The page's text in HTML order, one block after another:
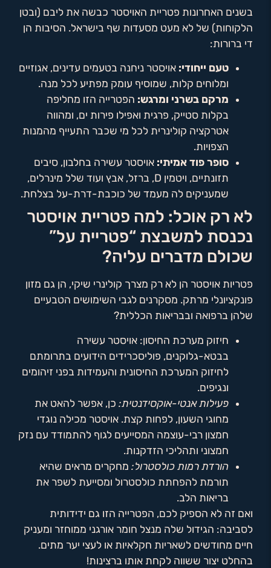
בשנים האחרונות פטריית האויסטר כבשה את ליבם (ובטן
הלקוחות) של לא מעט מסעדות שף בישראל. הסיבות הן
די ברורות:
טעם ייחודי: אויסטר ניחנה בטעמים עדינים, אגוזיים
ומלוחים קלות, שמוסיף עומק מפתיע לכל מנה.
מרקם בשרני ומרגש: הפטרייה הזו מחליפה
בקלות סטייק, פרגית ואפילו פירות ים, ומהווה
אטרקציה קולינרית לכל מי שכבר התעייף מהמנות
הצפויות.
סופר פוד אמיתי: אויסטר עשירה בחלבון, סיבים
תזונתיים, ויטמין D, ברזל, אבץ ועוד שלל מינרלים,
שמעניקים לה מעמד של כוכבת-דרת-על בצלחת.
לא רק אוכל: למה פטריית אויסטר
נכנסת למשבצת “פטריית על”
שכולם מדברים עליה?
פטריות אויסטר הן לא רק מצרך קולינרי שיקי, הן גם מזון
פונקציונלי מרתק. מסקרנים לגבי השימושים הטבעיים
שלהן ברפואה ובבריאות הכללית?
חיזוק מערכת החיסון: אויסטר עשירה
בבטא-גלוקנים, פוליסכרידים הידועים בתרומתם
לחיזוק המערכת החיסונית והעמידות בפני זיהומים
ונגיפים.
פעילות אנטי-אוקסידנטית: כן, אפשר להאט את
מחוגי השעון, לפחות קצת. אויסטר מכילה נוגדי
חמצון רבי-עוצמה המסייעים לגוף להתמודד עם נזק
חמצוני ותהליכי הזדקנות.
הורדת רמות כולסטרול: מחקרים מראים שהיא
תורמת להפחתת כולסטרול ומסייעת לשפר את
בריאות הלב.
ואם זה לא הספיק לכם, הפטרייה הזו גם ידידותית
לסביבה: הגידול שלה מנצל חומר אורגני ממוחזר ומעניק
חיים מחודשים לשאריות חקלאיות או לעצי יער מתים.
בהחלט יצור ששווה לקחת אותו ברצינות!